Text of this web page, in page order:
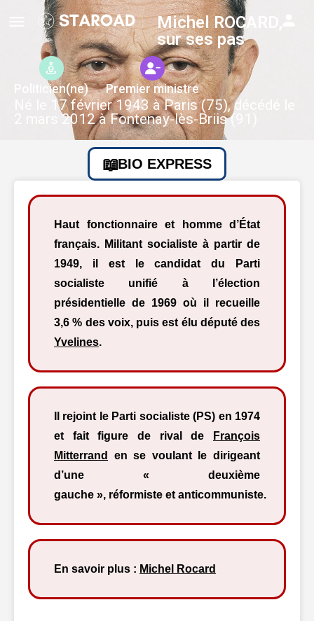
Michel ROCARD,
sur ses pas
Politicien(ne) Premier ministre
Né le 17 février 1943 à Paris (75), décédé le
2 mars 2012 à Fontenay-lès-Briis (91)
BIO EXPRESS
Haut fonctionnaire et homme d’État
français. Militant socialiste à partir de
1949, il est le candidat du Parti
socialiste unifié à l’élection
présidentielle de 1969 où il recueille
3,6 % des voix, puis est élu député des
Yvelines.
Il rejoint le Parti socialiste (PS) en 1974
et fait figure de rival de
François
Mitterrand
en se voulant le dirigeant
d’une « deuxième
gauche », réformiste et anticommuniste.
En savoir plus : Michel Rocard